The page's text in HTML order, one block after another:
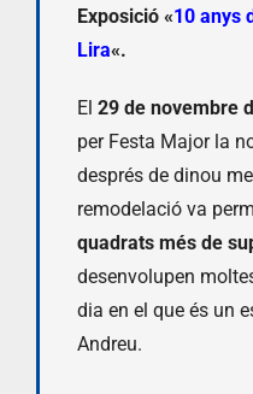
Exposició «10 anys
Lira«.
El 29 de novembre
per Festa Major la
després de dinou
remodelació va
quadrats més de
desenvolupen
dia en el que és un
Andreu.